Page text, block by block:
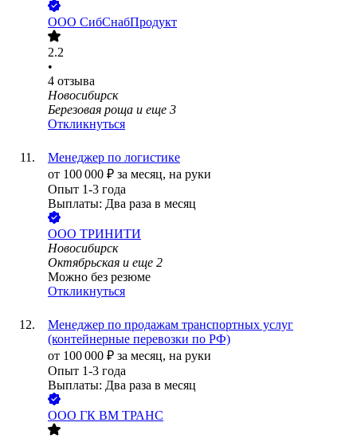
ООО СибСнабПродукт
2.2
•
4 отзыва
Новосибирск
Березовая роща и еще 3
Откликнуться
Менеджер по логистике
от 100 000 ₽ за месяц, на руки
Опыт 1-3 года
Выплаты: Два раза в месяц
ООО ТРИНИТИ
Новосибирск
Октябрьская и еще 2
Можно без резюме
Откликнуться
Менеджер по продажам транспортных услуг
(контейнерные перевозки по РФ)
от 100 000 ₽ за месяц, на руки
Опыт 1-3 года
Выплаты: Два раза в месяц
ООО ГК ВМ ТРАНС